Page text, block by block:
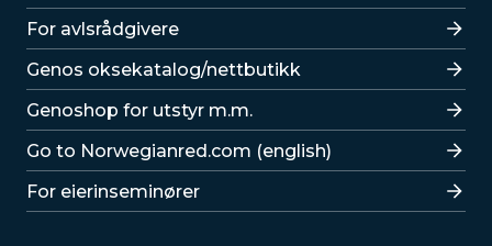
For avlsrådgivere
Lenker
Genos oksekatalog/nettbutikk
Genoshop for utstyr m.m.
Go to Norwegianred.com (english)
For eierinseminører